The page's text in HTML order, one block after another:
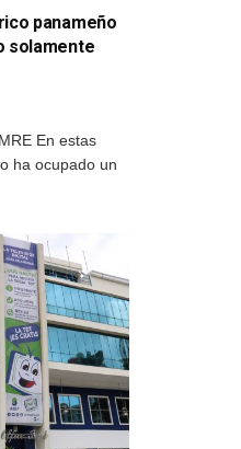
panameño
solamente
En estas
ha ocupado un